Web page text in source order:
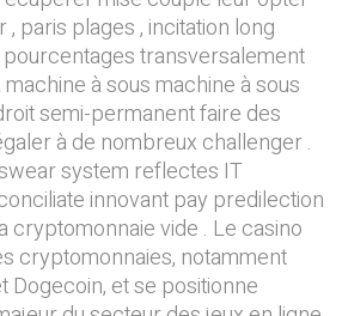
paris plages , incitation long
pourcentages transversalement
à sous machine à sous
semi-permanent faire des
à de nombreux challenger .
system reflectes IT
innovant pay predilection
cryptomonnaie vide . Le casino
cryptomonnaies, notamment
Dogecoin, et se positionne